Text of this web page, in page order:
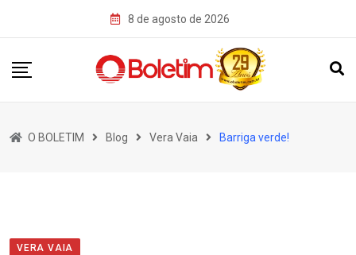
8 de agosto de 2026
O BOLETIM Blog Vera Vaia Barriga verde!
VERA VAIA